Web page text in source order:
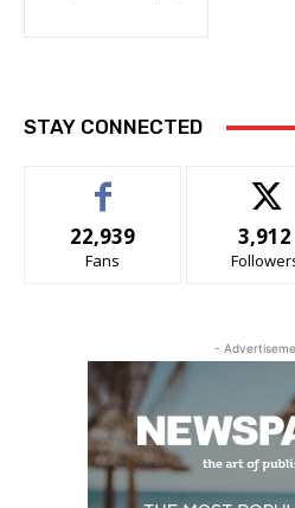
STAY CONNECTED
22,939
Fans
3,912
-